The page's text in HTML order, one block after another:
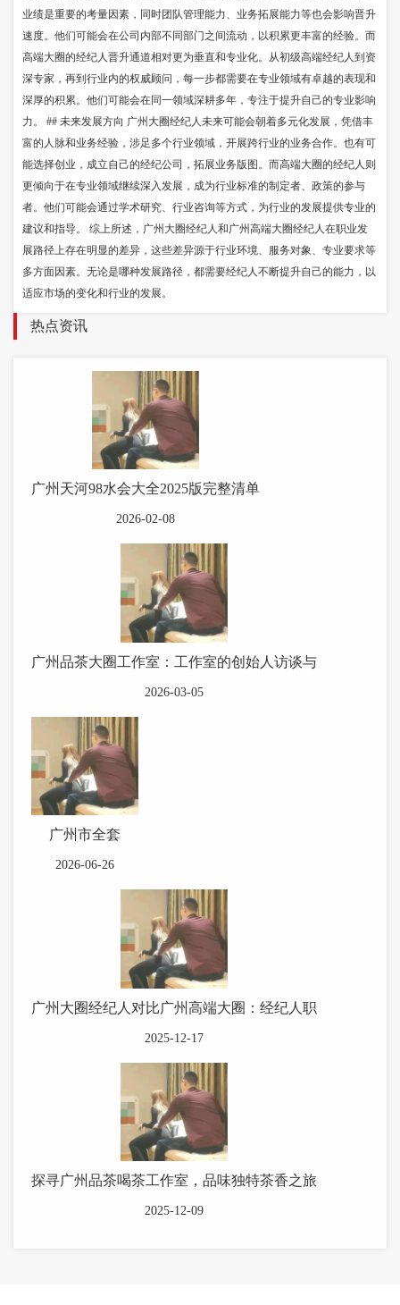
业绩是重要的考量因素，同时团队管理能力、业务拓展能力等也会影响晋升
速度。他们可能会在公司内部不同部门之间流动，以积累更丰富的经验。而
高端大圈的经纪人晋升通道相对更为垂直和专业化。从初级高端经纪人到资
深专家，再到行业内的权威顾问，每一步都需要在专业领域有卓越的表现和
深厚的积累。他们可能会在同一领域深耕多年，专注于提升自己的专业影响
力。 ## 未来发展方向 广州大圈经纪人未来可能会朝着多元化发展，凭借丰
富的人脉和业务经验，涉足多个行业领域，开展跨行业的业务合作。也有可
能选择创业，成立自己的经纪公司，拓展业务版图。而高端大圈的经纪人则
更倾向于在专业领域继续深入发展，成为行业标准的制定者、政策的参与
者。他们可能会通过学术研究、行业咨询等方式，为行业的发展提供专业的
建议和指导。 综上所述，广州大圈经纪人和广州高端大圈经纪人在职业发
展路径上存在明显的差异，这些差异源于行业环境、服务对象、专业要求等
多方面因素。无论是哪种发展路径，都需要经纪人不断提升自己的能力，以
适应市场的变化和行业的发展。
热点资讯
广州天河98水会大全2025版完整清单
2026-02-08
广州品茶大圈工作室：工作室的创始人访谈与
2026-03-05
广州市全套
2026-06-26
广州大圈经纪人对比广州高端大圈：经纪人职
2025-12-17
探寻广州品茶喝茶工作室，品味独特茶香之旅
2025-12-09